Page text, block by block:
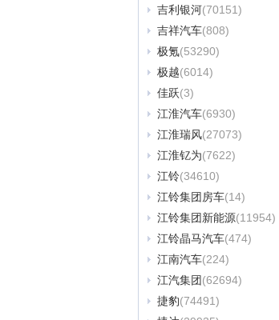
吉利银河(70151)
吉祥汽车(808)
极氪(53290)
极越(6014)
佳跃(3)
江淮汽车(6930)
江淮瑞风(27073)
江淮钇为(7622)
江铃(34610)
江铃集团房车(14)
江铃集团新能源(11954)
江铃晶马汽车(474)
江南汽车(224)
江汽集团(62694)
捷豹(74491)